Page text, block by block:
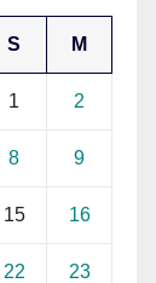
S M
1 2
8 9
15 16
22 23